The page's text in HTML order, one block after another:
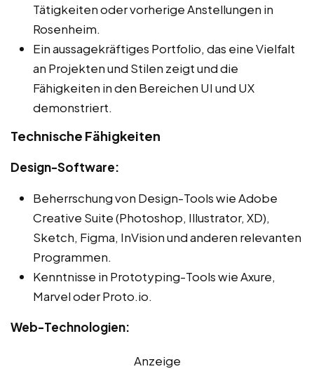
Tätigkeiten oder vorherige Anstellungen in
Rosenheim.
Ein aussagekräftiges Portfolio, das eine Vielfalt
an Projekten und Stilen zeigt und die
Fähigkeiten in den Bereichen UI und UX
demonstriert.
Technische Fähigkeiten
Design-Software:
Beherrschung von Design-Tools wie Adobe
Creative Suite (Photoshop, Illustrator, XD),
Sketch, Figma, InVision und anderen relevanten
Programmen.
Kenntnisse in Prototyping-Tools wie Axure,
Marvel oder Proto.io.
Web-Technologien:
Anzeige